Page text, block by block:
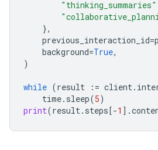
"thinking_summaries"
},
previous_interaction_id=
background=True,
)
while (result := client.
time. sleep(5)
print(result. steps[-1 ] .